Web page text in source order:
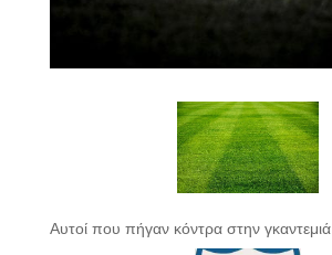
Αυτοί που πήγαν κόντρα στην γκαντεμιά